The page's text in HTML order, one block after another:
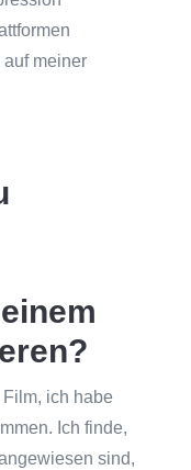
meiner
ich habe
Ich finde,
sind,